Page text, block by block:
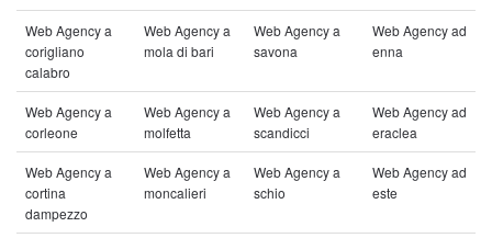
Web Agency a
corigliano
calabro
Web Agency a
mola di bari
Web Agency a
savona
Web Agency ad
enna
Web Agency a
corleone
Web Agency a
molfetta
Web Agency a
scandicci
Web Agency ad
eraclea
Web Agency a
cortina
dampezzo
Web Agency a
moncalieri
Web Agency a
schio
Web Agency ad
este